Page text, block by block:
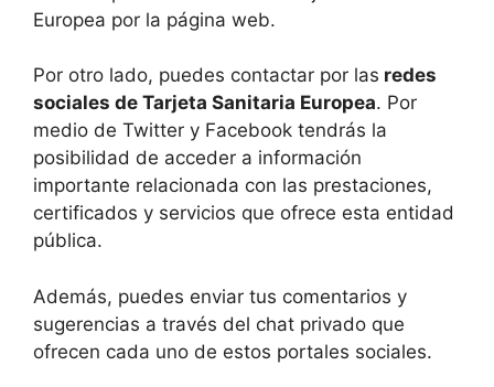
Europea por la página web.
Por otro lado, puedes contactar por las redes
sociales de Tarjeta Sanitaria Europea. Por
medio de Twitter y Facebook tendrás la
posibilidad de acceder a información
importante relacionada con las prestaciones,
certificados y servicios que ofrece esta entidad
pública.
Además, puedes enviar tus comentarios y
sugerencias a través del chat privado que
ofrecen cada uno de estos portales sociales.